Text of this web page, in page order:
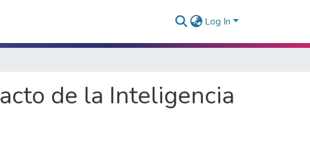
Log In
de la Inteligencia